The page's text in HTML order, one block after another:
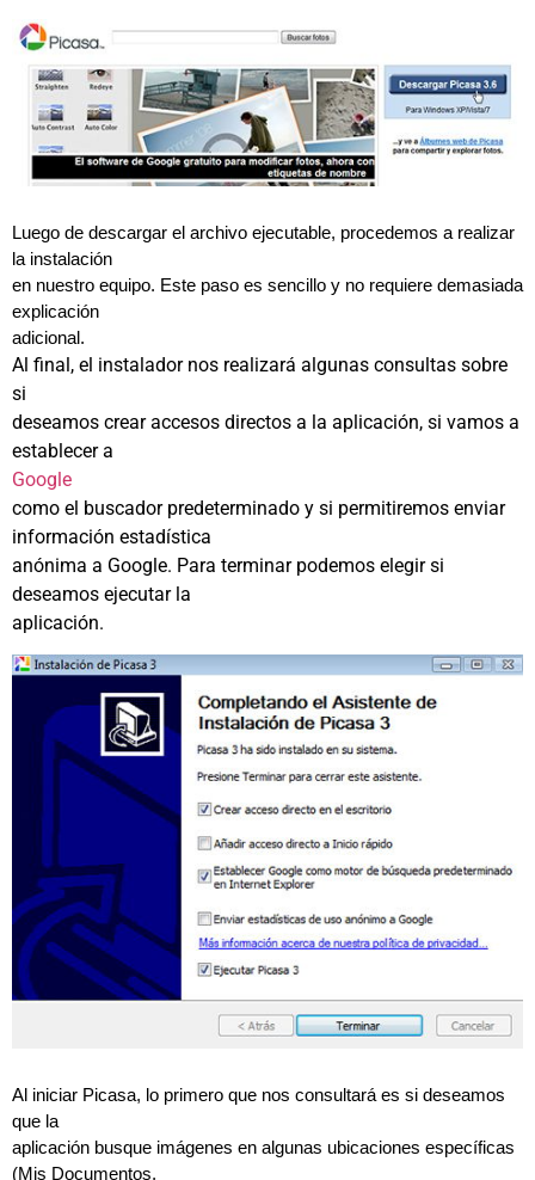
Luego de descargar el archivo ejecutable, procedemos a realizar
la instalación
en nuestro equipo. Este paso es sencillo y no requiere demasiada
explicación
adicional.
Al final, el instalador nos realizará algunas consultas sobre
si
deseamos crear accesos directos a la aplicación, si vamos a
establecer a
Google
como el buscador predeterminado y si permitiremos enviar
información estadística
anónima a Google. Para terminar podemos elegir si
deseamos ejecutar la
aplicación.
Al iniciar Picasa, lo primero que nos consultará es si deseamos
que la
aplicación busque imágenes en algunas ubicaciones específicas
(Mis Documentos,